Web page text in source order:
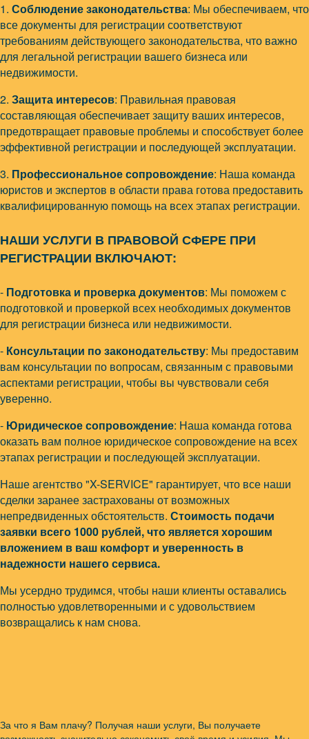
1. Соблюдение законодательства: Мы обеспечиваем, что
все документы для регистрации соответствуют
требованиям действующего законодательства, что важно
для легальной регистрации вашего бизнеса или
недвижимости.
2. Защита интересов: Правильная правовая
составляющая обеспечивает защиту ваших интересов,
предотвращает правовые проблемы и способствует более
эффективной регистрации и последующей эксплуатации.
3. Профессиональное сопровождение: Наша команда
юристов и экспертов в области права готова предоставить
квалифицированную помощь на всех этапах регистрации.
НАШИ УСЛУГИ В ПРАВОВОЙ СФЕРЕ ПРИ
РЕГИСТРАЦИИ ВКЛЮЧАЮТ:
- Подготовка и проверка документов: Мы поможем с
подготовкой и проверкой всех необходимых документов
для регистрации бизнеса или недвижимости.
- Консультации по законодательству: Мы предоставим
вам консультации по вопросам, связанным с правовыми
аспектами регистрации, чтобы вы чувствовали себя
уверенно.
- Юридическое сопровождение: Наша команда готова
оказать вам полное юридическое сопровождение на всех
этапах регистрации и последующей эксплуатации.
Наше агентство "X-SERVICE" гарантирует, что все наши
сделки заранее застрахованы от возможных
непредвиденных обстоятельств. Стоимость подачи
заявки всего 1000 рублей, что является хорошим
вложением в ваш комфорт и уверенность в
надежности нашего сервиса.
Мы усердно трудимся, чтобы наши клиенты оставались
полностью удовлетворенными и с удовольствием
возвращались к нам снова.
За что я Вам плачу? Получая наши услуги, Вы получаете